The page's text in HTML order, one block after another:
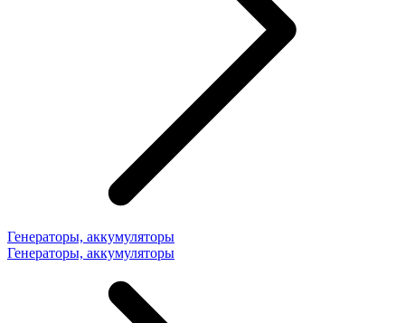
Генераторы, аккумуляторы
Генераторы, аккумуляторы